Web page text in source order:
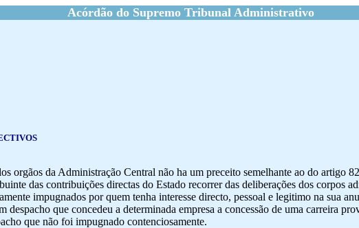
Acórdão do Supremo Tribunal Administrativo
orgãos da Administração Central não ha um preceito semelhante ao do artigo
das contribuições directas do Estado recorrer das deliberações dos corpos
impugnados por quem tenha interesse directo, pessoal e legitimo na sua
despacho que concedeu a determinada empresa a concessão de uma carreira
que não foi impugnado contenciosamente.